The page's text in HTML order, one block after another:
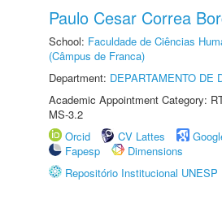
Paulo Cesar Correa
School: Faculdade de Ciências
(Câmpus de Franca)
Department: DEPARTAMENTO DE
Academic Appointment Category:
MS-3.2
Orcid
CV Lattes
Fapesp
Dimensions
Repositório Institucional UNESP